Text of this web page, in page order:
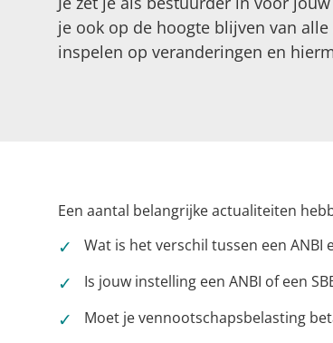
je ook op de hoogte blijven van
inspelen op veranderingen en
Een aantal belangrijke actualiteiten
Wat is het verschil tussen een ANBI
Is jouw instelling een ANBI of een
Moet je vennootschapsbelasting